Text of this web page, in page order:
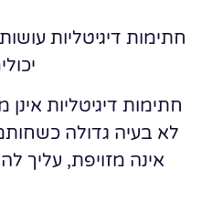
חתימות דיגיטליות
חתימות דיגיטליות
לא בעיה גדולה